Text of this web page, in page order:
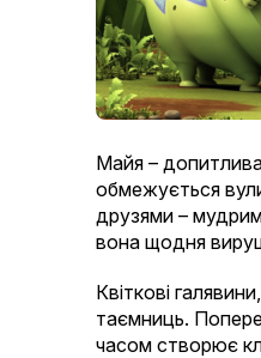
Майя – допитлива
обмежується
друзями –
вона щодня
Квіткові
таємниць.
часом створює